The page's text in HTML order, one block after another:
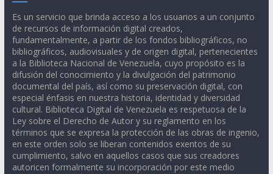
Es un servicio que brinda acceso a los usuarios a un conjunto
de recursos de información digital creados,
fundamentalmente, a partir de los fondos bibliográficos, no
bibliográficos, audiovisuales y de origen digital, pertenecientes
a la Biblioteca Nacional de Venezuela, cuyo propósito es la
difusión del conocimiento y la divulgación del patrimonio
documental del país, así como su preservación digital, con
especial énfasis en nuestra historia, identidad y diversidad
cultural. Biblioteca Digital de Venezuela es respetuosa de la
Ley sobre el Derecho de Autor y su reglamento en los
términos que se expresa la protección de las obras de ingenio,
en este orden solo se liberan contenidos exentos de su
cumplimiento, salvo en aquellos casos que sus creadores
autoricen formalmente su incorporación por este medio